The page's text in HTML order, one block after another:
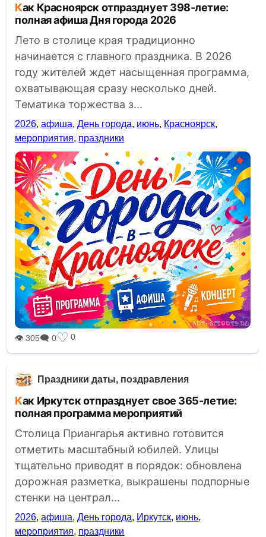
Как Красноярск отпразднует 398-летие:
полная афиша Дня города 2026
Лето в столице края традиционно
начинается с главного праздника. В 2026
году жителей ждет насыщенная программа,
охватывающая сразу несколько дней.
Тематика торжества з...
2026,афиша,День города, июнь, Красноярск,
мероприятия, праздники
👁 305🗨 0♡ 0
Праздники даты, поздравления
Как Иркутск отпразднует свое 365-летие:
полная программа мероприятий
Столица Приангарья активно готовится
отметить масштабный юбилей. Улицы
тщательно приводят в порядок: обновлена
дорожная разметка, выкрашены подпорные
стенки на централ...
2026,афиша,День города, Иркутск, июнь,
мероприятия, праздники